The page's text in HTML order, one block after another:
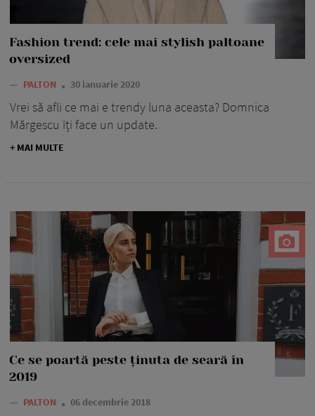
Fashion trend: cele mai stylish paltoane
oversized
— PALTON 30 ianuarie 2020
Vrei să afli ce mai e trendy luna aceasta? Domnica
Mărgescu îți face un update.
+ MAI MULTE
Ce se poartă peste ținuta de seară în
2019
— PALTON 06 decembrie 2018